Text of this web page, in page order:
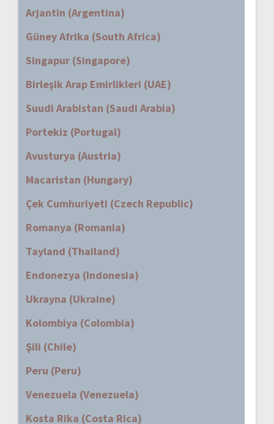
Arjantin (Argentina)
Güney Afrika (South Africa)
Singapur (Singapore)
Birleşik Arap Emirlikleri (UAE)
Suudi Arabistan (Saudi Arabia)
Portekiz (Portugal)
Avusturya (Austria)
Macaristan (Hungary)
Çek Cumhuriyeti (Czech Republic)
Romanya (Romania)
Tayland (Thailand)
Endonezya (Indonesia)
Ukrayna (Ukraine)
Kolombiya (Colombia)
Şili (Chile)
Peru (Peru)
Venezuela (Venezuela)
Kosta Rika (Costa Rica)